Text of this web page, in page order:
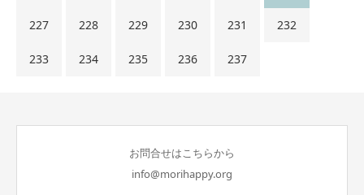
227 228 229 230 231 232
233 234 235 236 237
お問合せはこちらから
info@morihappy.org